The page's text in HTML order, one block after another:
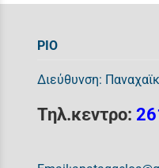
ΡΙΟ
Διεύθυνση:
Τηλ.κεντρο: